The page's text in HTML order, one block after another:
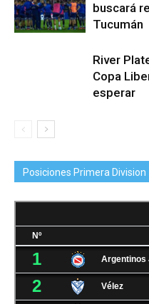
buscará
Tucumán
River
Copa
esperar
Posiciones Primera Division